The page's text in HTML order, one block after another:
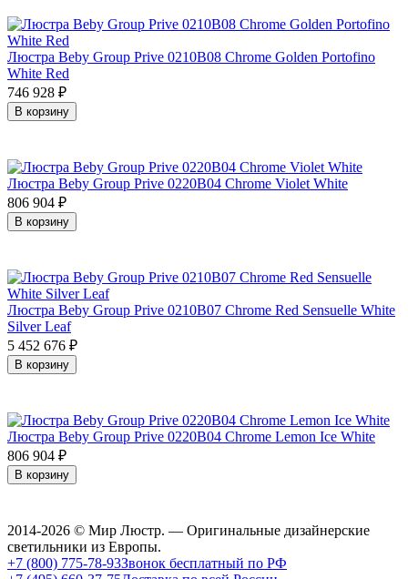
Люстра Beby Group Prive 0210B08 Chrome Golden Portofino
White Red
746 928 ₽
В корзину
Люстра Beby Group Prive 0220B04 Chrome Violet White
806 904 ₽
В корзину
Люстра Beby Group Prive 0210B07 Chrome Red Sensuelle White
Silver Leaf
5 452 676 ₽
В корзину
Люстра Beby Group Prive 0220B04 Chrome Lemon Ice White
806 904 ₽
В корзину
2014-2026 © Мир Люстр. — Оригинальные дизайнерские
светильники из Европы.
+7 (800) 775-78-93Звонок бесплатный по РФ